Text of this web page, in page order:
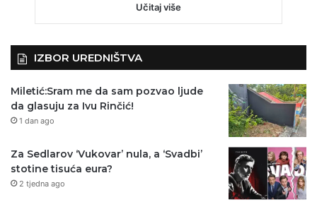
Učitaj više
IZBOR UREDNIŠTVA
Miletić:Sram me da sam pozvao ljude
da glasuju za Ivu Rinčić!
1 dan ago
Za Sedlarov ‘Vukovar’ nula, a ‘Svadbi’
stotine tisuća eura?
2 tjedna ago